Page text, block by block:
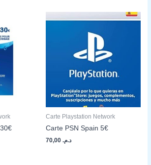
Carte Playstation Network
Carte PSN Spain 5€
د.م.